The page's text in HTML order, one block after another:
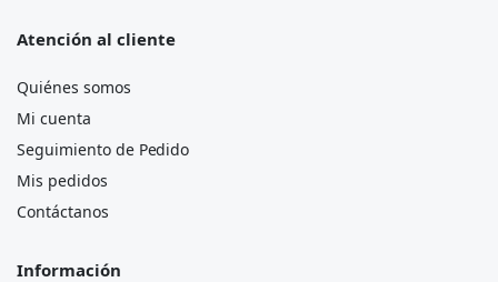
Atención al cliente
Quiénes somos
Mi cuenta
Seguimiento de Pedido
Mis pedidos
Contáctanos
Información